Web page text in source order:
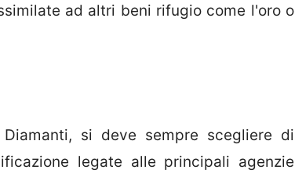
ad altri beni rifugio come l'oro o
si deve sempre scegliere di
legate alle principali agenzie